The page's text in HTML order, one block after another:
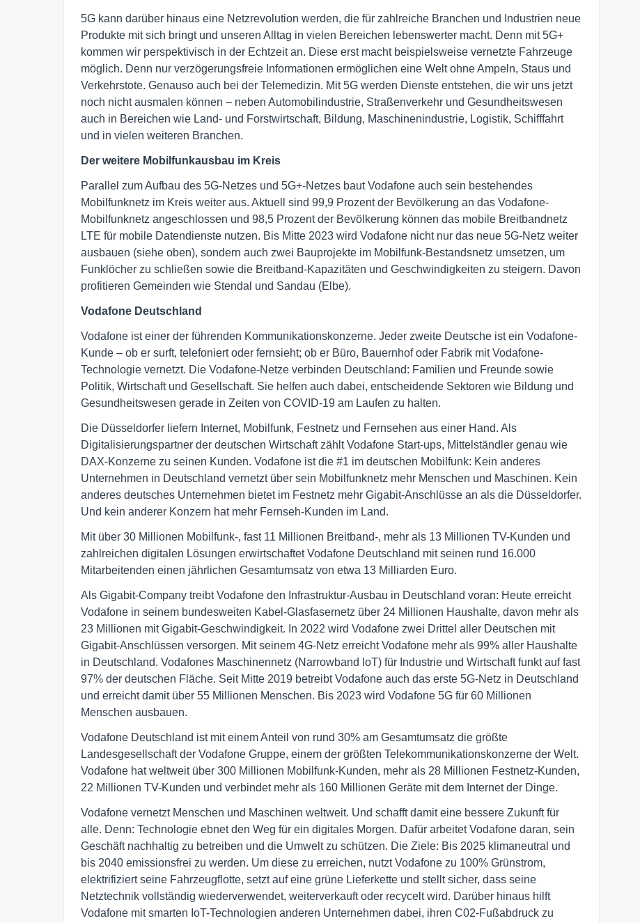
5G kann darüber hinaus eine Netzrevolution werden, die für zahlreiche Branchen und Industrien neue
Produkte mit sich bringt und unseren Alltag in vielen Bereichen lebenswerter macht. Denn mit 5G+
kommen wir perspektivisch in der Echtzeit an. Diese erst macht beispielsweise vernetzte Fahrzeuge
möglich. Denn nur verzögerungsfreie Informationen ermöglichen eine Welt ohne Ampeln, Staus und
Verkehrstote. Genauso auch bei der Telemedizin. Mit 5G werden Dienste entstehen, die wir uns jetzt
noch nicht ausmalen können – neben Automobilindustrie, Straßenverkehr und Gesundheitswesen
auch in Bereichen wie Land- und Forstwirtschaft, Bildung, Maschinenindustrie, Logistik, Schifffahrt
und in vielen weiteren Branchen.
Der weitere Mobilfunkausbau im Kreis
Parallel zum Aufbau des 5G-Netzes und 5G+-Netzes baut Vodafone auch sein bestehendes
Mobilfunknetz im Kreis weiter aus. Aktuell sind 99,9 Prozent der Bevölkerung an das Vodafone-
Mobilfunknetz angeschlossen und 98,5 Prozent der Bevölkerung können das mobile Breitbandnetz
LTE für mobile Datendienste nutzen. Bis Mitte 2023 wird Vodafone nicht nur das neue 5G-Netz weiter
ausbauen (siehe oben), sondern auch zwei Bauprojekte im Mobilfunk-Bestandsnetz umsetzen, um
Funklöcher zu schließen sowie die Breitband-Kapazitäten und Geschwindigkeiten zu steigern. Davon
profitieren Gemeinden wie Stendal und Sandau (Elbe).
Vodafone Deutschland
Vodafone ist einer der führenden Kommunikationskonzerne. Jeder zweite Deutsche ist ein Vodafone-
Kunde – ob er surft, telefoniert oder fernsieht; ob er Büro, Bauernhof oder Fabrik mit Vodafone-
Technologie vernetzt. Die Vodafone-Netze verbinden Deutschland: Familien und Freunde sowie
Politik, Wirtschaft und Gesellschaft. Sie helfen auch dabei, entscheidende Sektoren wie Bildung und
Gesundheitswesen gerade in Zeiten von COVID-19 am Laufen zu halten.
Die Düsseldorfer liefern Internet, Mobilfunk, Festnetz und Fernsehen aus einer Hand. Als
Digitalisierungspartner der deutschen Wirtschaft zählt Vodafone Start-ups, Mittelständler genau wie
DAX-Konzerne zu seinen Kunden. Vodafone ist die #1 im deutschen Mobilfunk: Kein anderes
Unternehmen in Deutschland vernetzt über sein Mobilfunknetz mehr Menschen und Maschinen. Kein
anderes deutsches Unternehmen bietet im Festnetz mehr Gigabit-Anschlüsse an als die Düsseldorfer.
Und kein anderer Konzern hat mehr Fernseh-Kunden im Land.
Mit über 30 Millionen Mobilfunk-, fast 11 Millionen Breitband-, mehr als 13 Millionen TV-Kunden und
zahlreichen digitalen Lösungen erwirtschaftet Vodafone Deutschland mit seinen rund 16.000
Mitarbeitenden einen jährlichen Gesamtumsatz von etwa 13 Milliarden Euro.
Als Gigabit-Company treibt Vodafone den Infrastruktur-Ausbau in Deutschland voran: Heute erreicht
Vodafone in seinem bundesweiten Kabel-Glasfasernetz über 24 Millionen Haushalte, davon mehr als
23 Millionen mit Gigabit-Geschwindigkeit. In 2022 wird Vodafone zwei Drittel aller Deutschen mit
Gigabit-Anschlüssen versorgen. Mit seinem 4G-Netz erreicht Vodafone mehr als 99% aller Haushalte
in Deutschland. Vodafones Maschinennetz (Narrowband IoT) für Industrie und Wirtschaft funkt auf fast
97% der deutschen Fläche. Seit Mitte 2019 betreibt Vodafone auch das erste 5G-Netz in Deutschland
und erreicht damit über 55 Millionen Menschen. Bis 2023 wird Vodafone 5G für 60 Millionen
Menschen ausbauen.
Vodafone Deutschland ist mit einem Anteil von rund 30% am Gesamtumsatz die größte
Landesgesellschaft der Vodafone Gruppe, einem der größten Telekommunikationskonzerne der Welt.
Vodafone hat weltweit über 300 Millionen Mobilfunk-Kunden, mehr als 28 Millionen Festnetz-Kunden,
22 Millionen TV-Kunden und verbindet mehr als 160 Millionen Geräte mit dem Internet der Dinge.
Vodafone vernetzt Menschen und Maschinen weltweit. Und schafft damit eine bessere Zukunft für
alle. Denn: Technologie ebnet den Weg für ein digitales Morgen. Dafür arbeitet Vodafone daran, sein
Geschäft nachhaltig zu betreiben und die Umwelt zu schützen. Die Ziele: Bis 2025 klimaneutral und
bis 2040 emissionsfrei zu werden. Um diese zu erreichen, nutzt Vodafone zu 100% Grünstrom,
elektrifiziert seine Fahrzeugflotte, setzt auf eine grüne Lieferkette und stellt sicher, dass seine
Netztechnik vollständig wiederverwendet, weiterverkauft oder recycelt wird. Darüber hinaus hilft
Vodafone mit smarten IoT-Technologien anderen Unternehmen dabei, ihren C02-Fußabdruck zu